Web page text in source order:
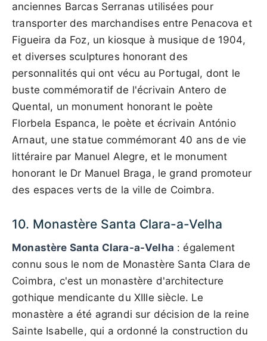
anciennes Barcas Serranas utilisées pour
transporter des marchandises entre Penacova et
Figueira da Foz, un kiosque à musique de 1904,
et diverses sculptures honorant des
personnalités qui ont vécu au Portugal, dont le
buste commémoratif de l'écrivain Antero de
Quental, un monument honorant le poète
Florbela Espanca, le poète et écrivain António
Arnaut, une statue commémorant 40 ans de vie
littéraire par Manuel Alegre, et le monument
honorant le Dr Manuel Braga, le grand promoteur
des espaces verts de la ville de Coimbra.
10. Monastère Santa Clara-a-Velha
Monastère Santa Clara-a-Velha : également
connu sous le nom de Monastère Santa Clara de
Coimbra, c'est un monastère d'architecture
gothique mendicante du XIIIe siècle. Le
monastère a été agrandi sur décision de la reine
Sainte Isabelle, qui a ordonné la construction du